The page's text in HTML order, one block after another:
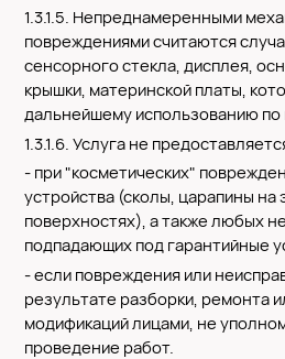
1.3.1.5. Непреднамеренными
повреждениями считаются
сенсорного стекла, дисплея,
крышки, материнской платы,
дальнейшему использованию
1.3.1.6. Услуга не
- при "косметических"
устройства (сколы, царапины на
поверхностях), а также любых
подпадающих под гарантийные
- если повреждения или
результате разборки, ремонта
модификаций лицами, не
проведение работ.